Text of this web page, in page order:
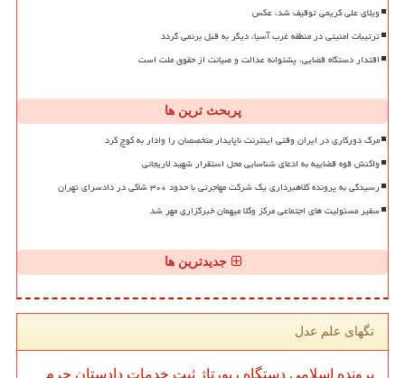
ویلای علی کریمی توقیف شد، عکس
ترتیبات امنیتی در منطقه غرب آسیا، دیگر به قبل برنمی گردد
اقتدار دستگاه قضایی، پشتوانه عدالت و صیانت از حقوق ملت است
پربحث ترین ها
مرگ دورکاری در ایران وقتی اینترنت ناپایدار متخصصان را وادار به کوچ کرد
واکنش قوه قضاییه به ادعای شناسایی محل استقرار شهید لاریجانی
رسیدگی به پرونده کلاهبرداری یک شرکت مهاجرتی با حدود ۳۰۰ شاکی در دادسرای تهران
سفیر مسئولیت های اجتماعی مرکز وکلا میهمان خبرگزاری مهر شد
جدیدترین ها
تگهای علم عدل
پرونده اسلامی دستگاه رپورتاژ ثبت خدمات دادستان جرم